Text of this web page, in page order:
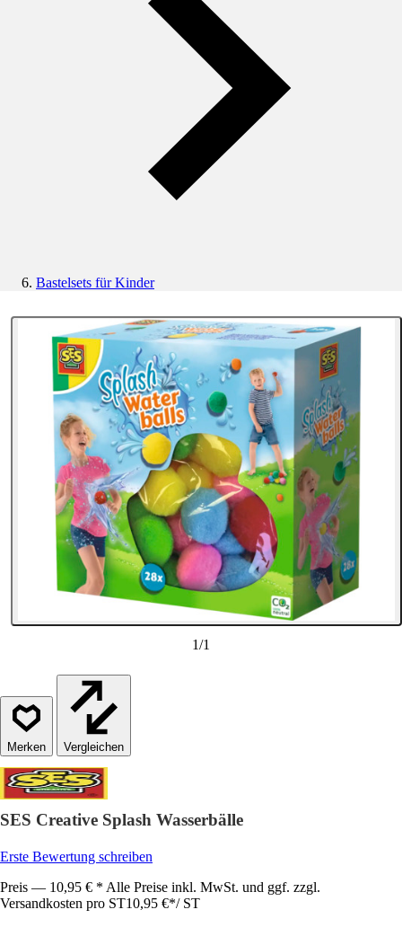
Bastelsets für Kinder
1/1
Vergleichen
SES Creative Splash Wasserbälle
Erste Bewertung schreiben
Preis — 10,95 € * Alle Preise inkl. MwSt. und ggf. zzgl.
Versandkosten pro ST10,95 €*/ ST